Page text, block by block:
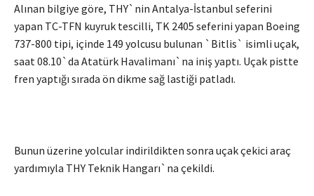
Alınan bilgiye göre, THY`nin Antalya-İstanbul seferini
yapan TC-TFN kuyruk tescilli, TK 2405 seferini yapan Boeing
737-800 tipi, içinde 149 yolcusu bulunan `Bitlis` isimli uçak,
saat 08.10`da Atatürk Havalimanı`na iniş yaptı. Uçak pistte
fren yaptığı sırada ön dikme sağ lastiği patladı.
Bunun üzerine yolcular indirildikten sonra uçak çekici araç
yardımıyla THY Teknik Hangarı`na çekildi.